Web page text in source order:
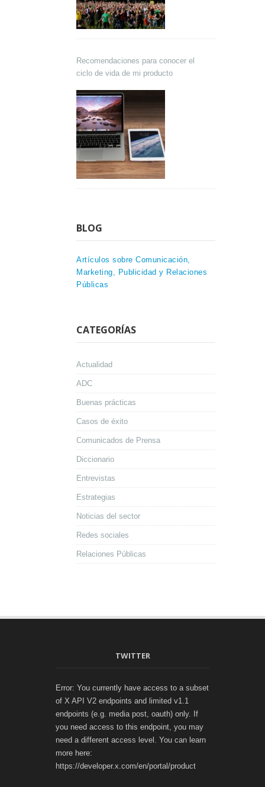
Recomendaciones para conocer el
ciclo de vida de mi producto
BLOG
Artículos sobre Comunicación,
Marketing, Publicidad y Relaciones
Públicas
CATEGORÍAS
Actualidad
ADC
Buenas prácticas
Casos de éxito
Comunicados de Prensa
Diccionario
Entrevistas
Estrategias
Noticias del sector
Redes sociales
Relaciones Públicas
TWITTER
Error: You currently have access to a subset
of X API V2 endpoints and limited v1.1
endpoints (e.g. media post, oauth) only. If
you need access to this endpoint, you may
need a different access level. You can learn
more here:
https://developer.x.com/en/portal/product